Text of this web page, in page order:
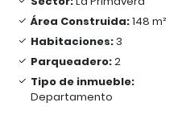
Área Construida:148 m²
Habitaciones:3
Parqueadero:2
Tipo de inmueble:
Departamento